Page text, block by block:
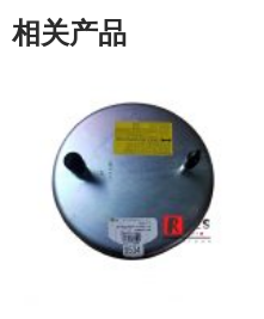
相关产品